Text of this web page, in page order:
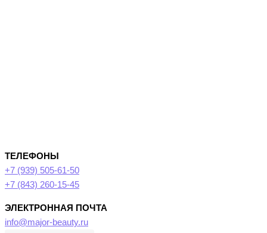
ТЕЛЕФОНЫ
+7 (939) 505-61-50
+7 (843) 260-15-45
ЭЛЕКТРОННАЯ ПОЧТА
info@major-beauty.ru